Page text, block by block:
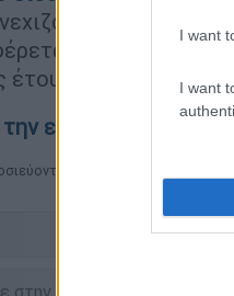
I want
I want
έρευνας
να τελέστηκαν
άμεσα με δική σας